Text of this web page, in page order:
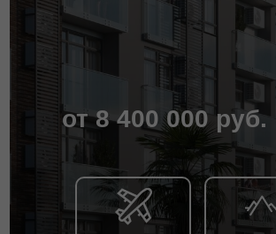
от 8 400 000 руб.